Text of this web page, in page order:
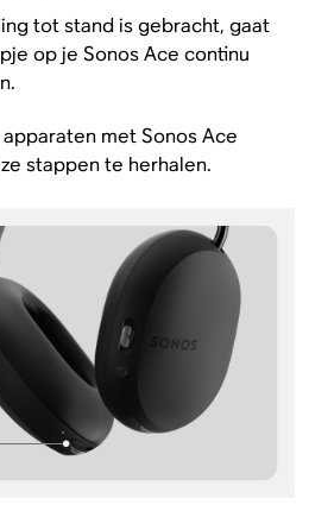
tot stand is gebracht, gaat
op je Sonos Ace continu
met Sonos Ace
stappen te herhalen.